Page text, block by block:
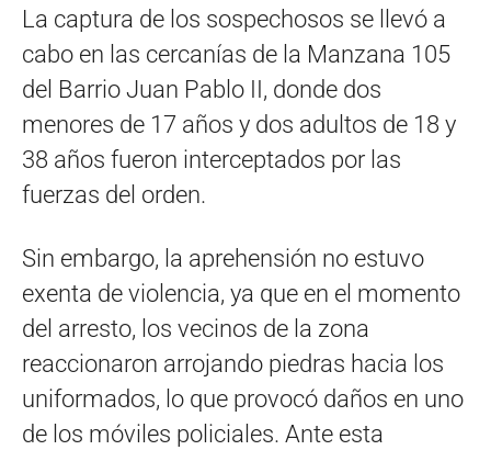
La captura de los sospechosos se llevó a
cabo en las cercanías de la Manzana 105
del Barrio Juan Pablo II, donde dos
menores de 17 años y dos adultos de 18 y
38 años fueron interceptados por las
fuerzas del orden.
Sin embargo, la aprehensión no estuvo
exenta de violencia, ya que en el momento
del arresto, los vecinos de la zona
reaccionaron arrojando piedras hacia los
uniformados, lo que provocó daños en uno
de los móviles policiales. Ante esta